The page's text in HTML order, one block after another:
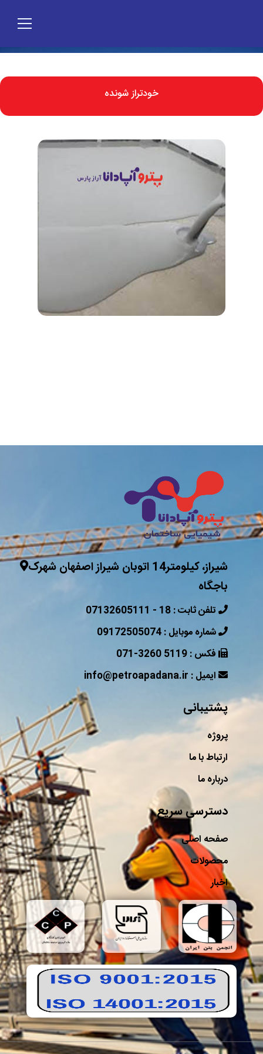
خودتراز شونده
شیراز، کیلومتر14 اتوبان شیراز اصفهان شهرک
باجگاه
پشتیبانی
پروژه
ارتباط با ما
درباره ما
دسترسی سریع
صفحه اصلی
محصولات
اخبار